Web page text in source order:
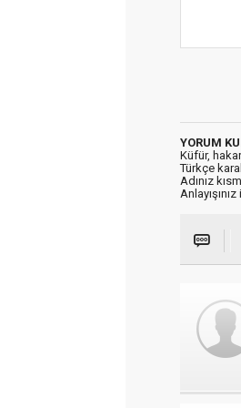
YORUM
Küfür,
Türkçe
Adınız